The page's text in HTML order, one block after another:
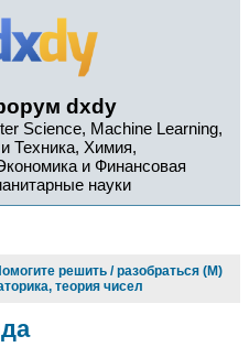
dxdy
Science, Machine Learning,
Техника, Химия,
и Финансовая
науки
решить / разобраться (М)
теория чисел